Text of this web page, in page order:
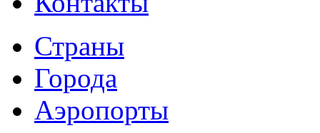
Страны
Города
Аэропорты